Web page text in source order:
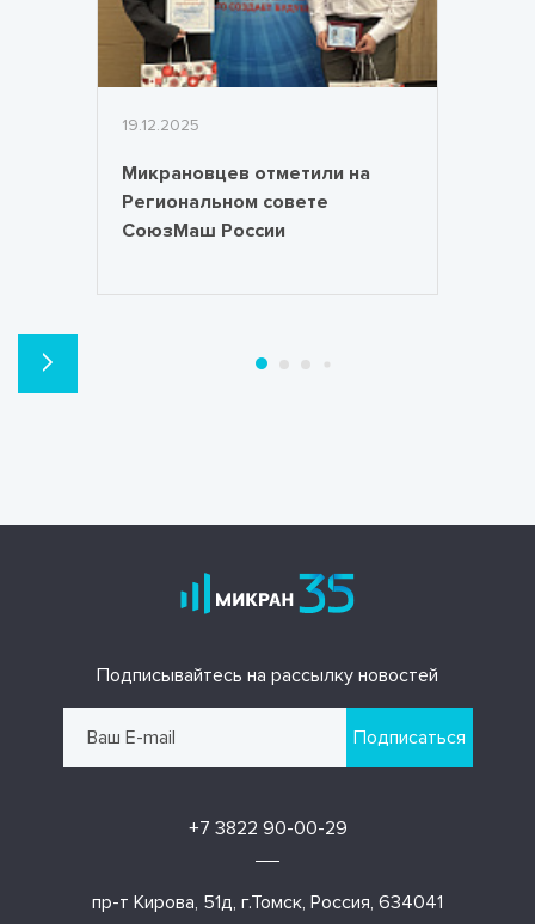
19.12.2025
Микрановцев отметили на
Региональном совете
СоюзМаш России
Подписывайтесь на рассылку новостей
Подписаться
+7 3822 90-00-29
пр-т Кирова, 51д, г.Томск, Россия, 634041